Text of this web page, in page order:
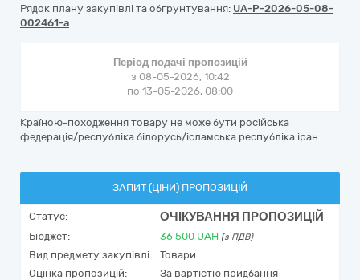
Рядок плану закупівлі та обґрунтування: UA-P-2026-05-08-
002461-a
Період подачі пропозицій
з 08-05-2026, 10:42
по 13-05-2026, 08:00
Країною-походження товару не може бути російська
федерація/республіка білорусь/ісламська республіка іран.
ЗАПИТ (ЦІНИ) ПРОПОЗИЦІЙ
Статус: ОЧІКУВАННЯ ПРОПОЗИЦІЙ
Бюджет: 36 500 UAH (з ПДВ)
Вид предмету закупівлі:
Товари
Оцінка пропозицій:
За вартістю придбання